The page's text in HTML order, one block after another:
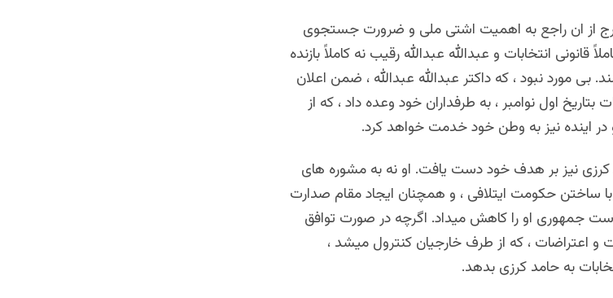
از ان راجع به اهمیت اشتی ملی و ضرورت جستجوی
قانونی انتخابات و عبدالله عبدالله رقیب نه کاملاً بازنده
مورد نبود ، که داکتر عبدالله عبدالله ، ضمن اعلان
اول نوامبر ، به طرفداران خود وعده داد ، که از
اینده نیز به وطن خود خدمت خواهد کرد.
نیز بر هدف خود دست یافت. او نه به مشوره های
ساختن حکومت ایتلافی ، و همچنان ایجاد مقام صدارت
جمهوری او را کاهش میداد. اگرچه در صورت توافق
و اعتراضات ، که از طرف خارجیان کنترول میشد ،
به حامد کرزی بدهد.